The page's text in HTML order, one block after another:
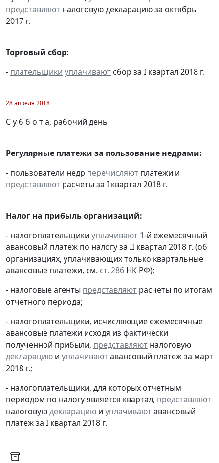
представляют налоговую декларацию за октябрь
2017 г.
Торговый сбор:
- плательщики уплачивают сбор за I квартал 2018 г.
28 апреля 2018
С у б б о т а, рабочий день
Регулярные платежи за пользование недрами:
- пользователи недр перечисляют платежи и
представляют расчеты за I квартал 2018 г.
Налог на прибыль организаций:
- налогоплательщики уплачивают 1-й ежемесячный
авансовый платеж по налогу за II квартал 2018 г. (об
организациях, уплачивающих только квартальные
авансовые платежи, см. ст. 286 НК РФ);
- налоговые агенты представляют расчеты по итогам
отчетного периода;
- налогоплательщики, исчисляющие ежемесячные
авансовые платежи исходя из фактически
полученной прибыли, представляют налоговую
декларацию и уплачиваютавансовый платеж за март
2018 г.;
- налогоплательщики, для которых отчетным
периодом по налогу является квартал, представляют
налоговуюдекларацию и уплачиваютавансовый
платеж за I квартал 2018 г.